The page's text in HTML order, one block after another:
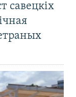
савецкіх